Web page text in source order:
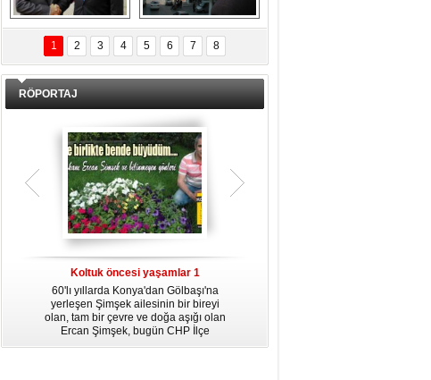
DAL İÇERİ ZÜBÜK!
ERCAN ŞİMŞEK
GÖLBAŞI'NDA
KASIRGA ETKİSİ
YARATTI !
1 2 3 4 5 6 7 8
RÖPORTAJ
Koltuk öncesi yaşamlar 1
60'lı yıllarda Konya'dan Gölbaşı'na
yerleşen Şimşek ailesinin bir bireyi
olan, tam bir çevre ve doğa aşığı olan
Ercan Şimşek, bugün CHP İlçe
Başkanlığı yaptığı Gölbaşı'nda yaşam
Teşrik tekbiri nedir? Ne anlama gelir?